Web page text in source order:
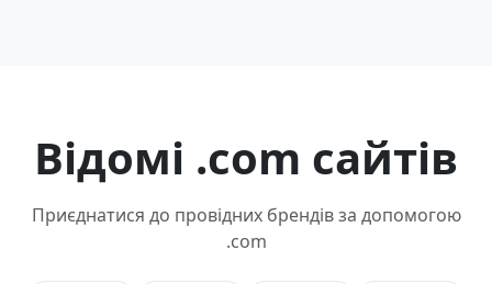
Відомі .com сайтів
Приєднатися до провідних брендів за допомогою
.com